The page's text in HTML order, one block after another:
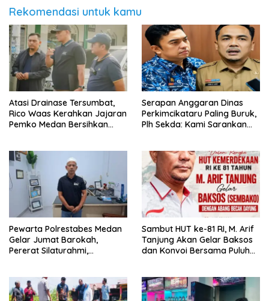
Rekomendasi untuk kamu
Atasi Drainase Tersumbat,
Rico Waas Kerahkan Jajaran
Pemko Medan Bersihkan
Serapan Anggaran Dinas
Perkimcikataru Paling Buruk,
Plh Sekda: Kami Sarankan
Pewarta Polrestabes Medan
Gelar Jumat Barokah,
Pererat Silaturahmi,
‎Sambut HUT ke-81 RI, M. Arif
Tanjung Akan Gelar Baksos
dan Konvoi Bersama Puluhan